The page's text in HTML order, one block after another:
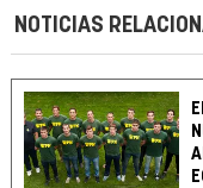
NOTICIAS